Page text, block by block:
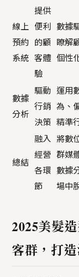
線上
預約
系統
提供
便利
的顧
客體
驗
數據
瞭解
個性
數據
分析
驅動
行銷
決策
運用
為、
精準
總結
融入
經營
各環
節
將數
群媒
數據
場中
2025美髮
客群，打